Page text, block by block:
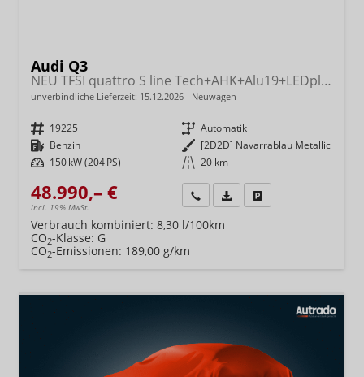
Audi Q3
NEU TFSI quattro S line Tech+AHK+Alu19+LEDplus+KlimaPlus+ExtSchwarz
unverbindliche Lieferzeit: 15.12.2026 Neuwagen
Fahrzeugnr. 19225 Getriebe Automatik
Kraftstoff Benzin Außenfarbe [2D2D] Navarrablau Metallic
Leistung 150 kW (204 PS) Kilometerstand 20 km
48.990,– €
incl. 19% MwSt.
Wir rufen Sie anFahrzeugexposé (PDF)
Verbrauch kombiniert: 8,30 l/100km
CO2-Klasse: G
CO2-Emissionen: 189,00 g/km